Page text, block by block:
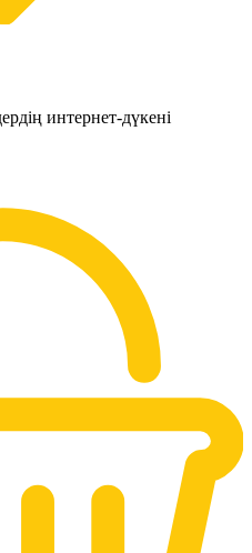
интернет-дүкені